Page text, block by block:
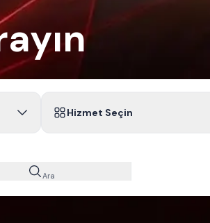
Hizmet Seçin
Ara